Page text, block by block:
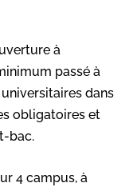
à
passé à
universitaires dans
obligatoires et
bac.
4 campus, à